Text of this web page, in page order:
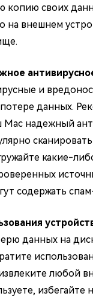
копию своих
на внешнем
и
данных.
Mac надежный
какие-
содержать
данных на
любой
избегайте